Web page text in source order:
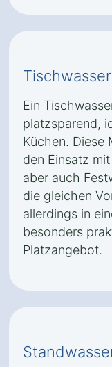
Ein
platzsparend,
Küchen. Diese
den Einsatz
aber auch
die gleichen
allerdings in
besonders
Platzangebot.